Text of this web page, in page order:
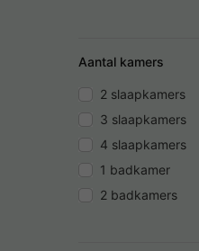
Aantal kamers
2 slaapkamers
3 slaapkamers
4 slaapkamers
1 badkamer
2 badkamers